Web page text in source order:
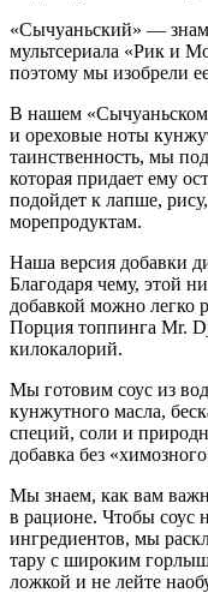
«Сычуаньский» —
мультсериала «Рик и
поэтому мы изобрели
В нашем
и ореховые ноты
таинственность, мы
которая придает ему
подойдет к лапше,
морепродуктам.
Наша версия добавки
Благодаря чему, этой
добавкой можно легко
Порция топпинга Mr.
килокалорий.
Мы готовим соус из
кунжутного масла,
специй, соли и
добавка без
Мы знаем, как вам
в рационе. Чтобы соус
ингредиентов, мы
тару с широким
ложкой и не лейте